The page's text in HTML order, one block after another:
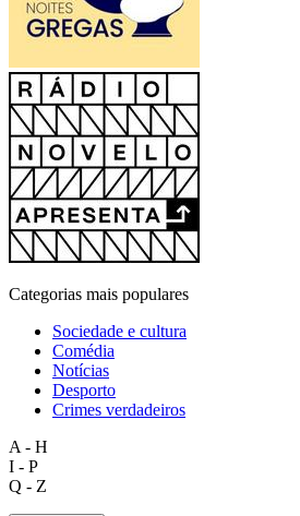
Categorias mais populares
Sociedade e cultura
Comédia
Notícias
Desporto
Crimes verdadeiros
A - H
I - P
Q - Z